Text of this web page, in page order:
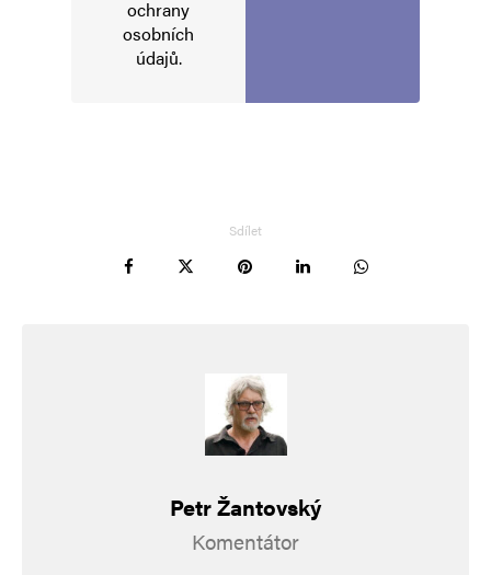
ochrany
osobních
údajů.
Sdílet
Petr Žantovský
Komentátor